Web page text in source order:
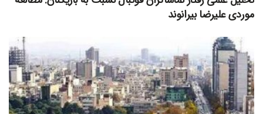
موردی علیرضا بیرانوند